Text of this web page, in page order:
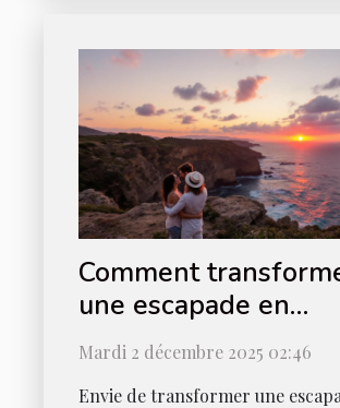
Comment
une escapade en
expérience
ultime ?
Mardi 2 décembre 2025 02:46
Envie de transformer une